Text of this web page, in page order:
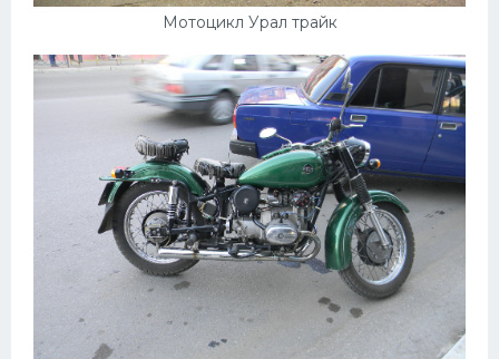
Мотоцикл Урал трайк